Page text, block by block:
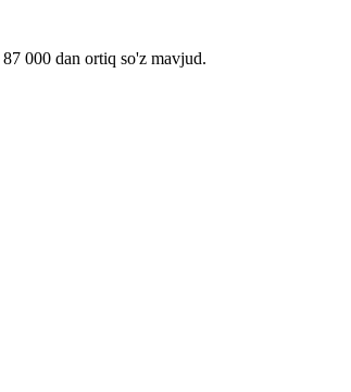
000 dan ortiq so'z mavjud.